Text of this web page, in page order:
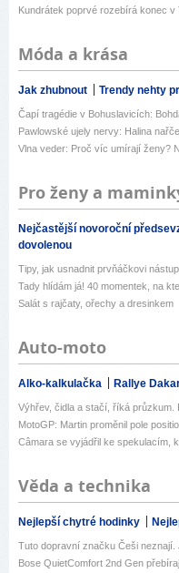
Kundrátek poprvé rozebírá konec v
Móda a krása
Jak zhubnout Trendy nehty
Čapí tragédie v Bohuslavicích:
Pawlowské ujely nervy: Halina
Vlna veder: Proč víc umírají ženy?
Pro ženy a
Nejčastější novoroční
dovolenou
Tipy, jak usnadnit prvňáčkovi
Tady hlídám já! 40 momentek, na
Salát s rajčaty, ořechy a dresinkem
Auto-moto
Alko-kalkulačka Rallye
Výhřev, čidla a stačí, říká průzkum.
MotoGP: Martin proměnil pole
Câmara se vyjádřil ke spekulacím,
Věda a technika
Nejlepší chytré hodinky
Tuto dopravní značku Češi neznají.
Bose QuietComfort 2nd Gen